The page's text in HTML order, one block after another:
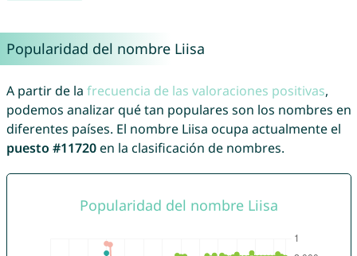
Popularidad del nombre Liisa
A partir de la frecuencia de las valoraciones positivas,
podemos analizar qué tan populares son los nombres en
diferentes países. El nombre Liisa ocupa actualmente el
puesto #11720en la clasificación de nombres.